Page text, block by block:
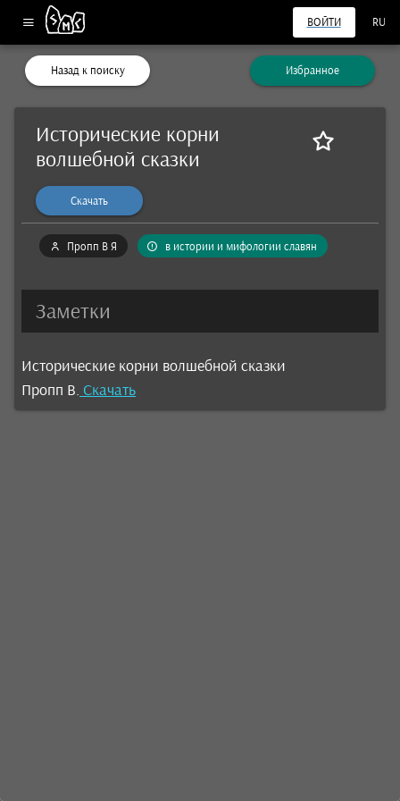
ВОЙТИ RU
Назад к поиску Избранное
Исторические корни
волшебной сказки
Скачать
Пропп В Я в истории и мифологии славян
Заметки
Исторические корни волшебной сказки
Пропп В. Скачать